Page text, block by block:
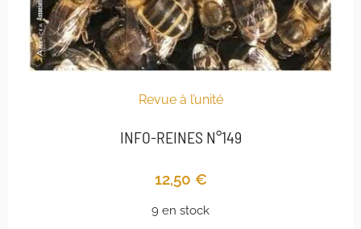
Revue à l’unité
INFO-REINES N°149
12,50 €
9 en stock